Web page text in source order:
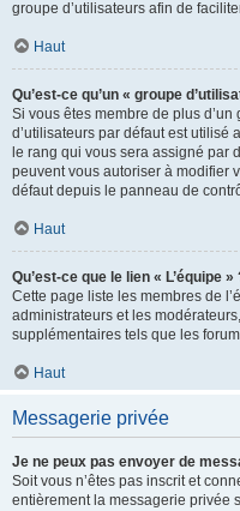
groupe d’utilisateurs afin de
Haut
Qu’est-ce qu’un « groupe
Si vous êtes membre de plus
d’utilisateurs par défaut est utilisé
le rang qui vous sera assigné par
peuvent vous autoriser à modifier
défaut depuis le panneau de
Haut
Qu’est-ce que le lien « L’équipe »
Cette page liste les membres de
administrateurs et les
supplémentaires tels que les
Haut
Messagerie privée
Je ne peux pas envoyer de
Soit vous n’êtes pas inscrit et
entièrement la messagerie privée